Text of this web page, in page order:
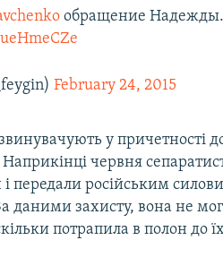
обращение Надежды.
February 24, 2015
у причетності
червня
передали російським
За даними захисту, вона не
потрапила в полон до